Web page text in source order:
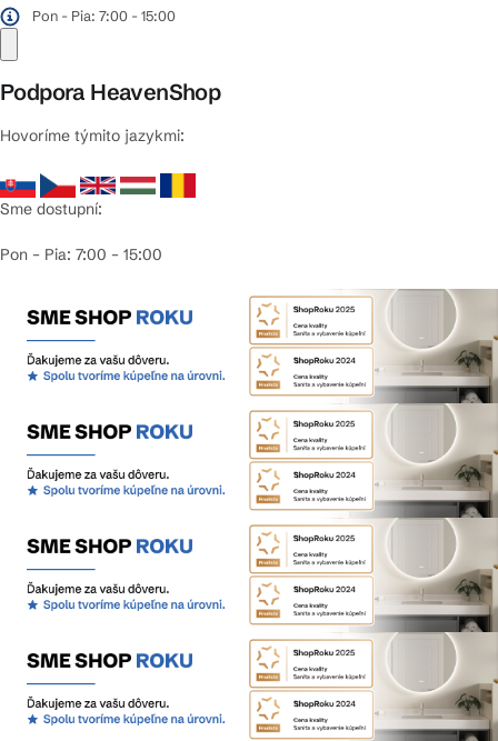
Pon - Pia: 7:00 - 15:00
Podpora HeavenShop
Hovoríme týmito jazykmi:
Sme dostupní:
Pon – Pia: 7:00 – 15:00